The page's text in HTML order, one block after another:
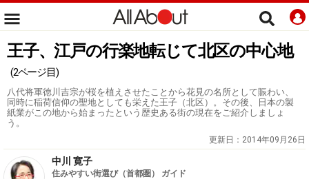
王子、江戸の行楽地転じて北区の中心地
(2ページ目)
八代将軍徳川吉宗が桜を植えさせたことから花見の名所として賑わい、
同時に稲荷信仰の聖地としても栄えた王子（北区）。その後、日本の製
紙業がこの地から始まったという歴史ある街の現在をご紹介しましょ
う。
更新日： 2014年09月26日
中川 寛子
住みやすい街選び（首都圏） ガイド